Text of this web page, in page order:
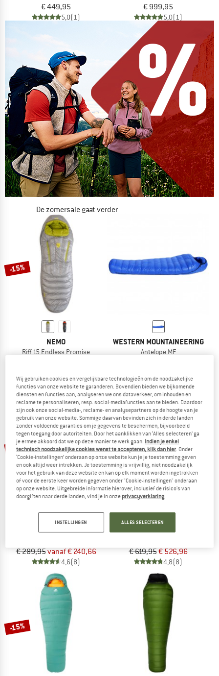
€ 449,95
5,0(1)
€ 999,95
5,0(1)
De zomersale gaat verder
NU TOT MAAR LIEFST -50%
NAAR DE SALE
-15%
NEMO
Riff 15 Endless Promise
5,0(2)
WESTERN MOUNTAINEERING
Antelope MF
5,0(2)
-17%
NEMO
Tensor Extreme Conditions
€ 289,95vanaf € 240,66
4,6(8)
-15%
MOUNTAIN EQUIPMENT
Women's Glacier 1000
€ 619,95€ 526,96
4,8(8)
-15%
Wij gebruiken cookies en vergelijkbare technologieën om de noodzakelijke
functies van onze website te garanderen. Bovendien bieden we bijkomende
diensten en functies aan, analyseren we ons dataverkeer, om inhouden en
reclame te personaliseren, resp. social-mediafuncties aan te bieden. Daardoor
zijn ook onze social-media-, reclame- en analysepartners op de hoogte van je
gebruik van onze website. Sommige daarvan bevinden zich in derde landen
zonder voldoende garanties om je gegevens te beschermen, bijvoorbeeld
tegen toegang door autoriteiten. Door het aanklikken van ‘Alles selecteren’ ga
je ermee akkoord dat we op deze manier te werk gaan. Indien je enkel
technisch noodzakelijke cookies wenst te accepteren, klik dan hier . Onder
‘Cookie-instellingen’ onderaan op onze website kun je je toestemming geven
en ook altijd weer intrekken. Je toestemming is vrijwillig, niet noodzakelijk
voor het gebruik van deze website en kan op elk moment worden ingetrokken
of voor de eerste keer worden gegeven onder "Cookie-instellingen" onderaan
op onze website. Uitgebreide informatie hierover, inclusief de risico's van
doorgiften naar derde landen, vind je in onze privacyverklaring
INSTELLINGEN ALLES SELECTEREN